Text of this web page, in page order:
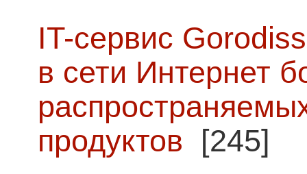
IT-сервис
в сети Интернет
продуктов [245]